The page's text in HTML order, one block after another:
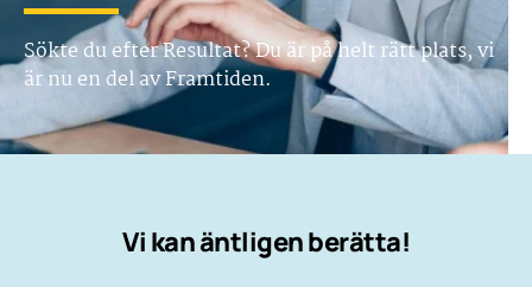
Sökte du efter Resultat? Du är på helt rätt plats, vi
är nu en del av Framtiden.
Vi kan äntligen berätta!